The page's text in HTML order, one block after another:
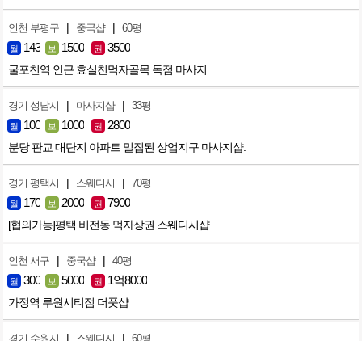
인천 부평구 | 중국샵 | 60평
월 143 보 1500 권 3500
굴포천역 인근 효실천먹자골목 독점 마사지
경기 성남시 | 마사지샵 | 33평
월 100 보 1000 권 2800
분당 판교 대단지 아파트 밀집된 상업지구 마사지샵.
경기 평택시 | 스웨디시 | 70평
월 170 보 2000 권 7900
[협의가능]평택 비전동 먹자상권 스웨디시샵
인천 서구 | 중국샵 | 40평
월 300 보 5000 권 1억8000
가정역 루원시티점 더풋샵
경기 수원시 | 스웨디시 | 60평